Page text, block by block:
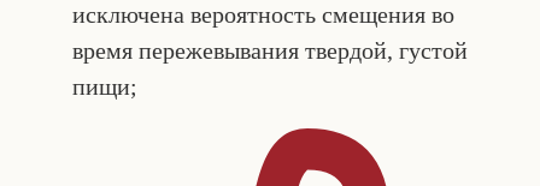
исключена вероятность смещения во
время пережевывания твердой, густой
пищи;